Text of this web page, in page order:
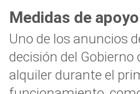
Medidas de apoyo
Uno de los anuncios
decisión del Gobierno
alquiler durante el